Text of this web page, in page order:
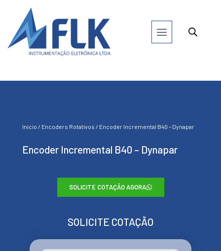
Início / Encoders Rotativos / Encoder Incremental B40 – Dynapar
Encoder Incremental B40 – Dynapar
SOLICITE COTAÇÃO AGORA
SOLICITE COTAÇÃO